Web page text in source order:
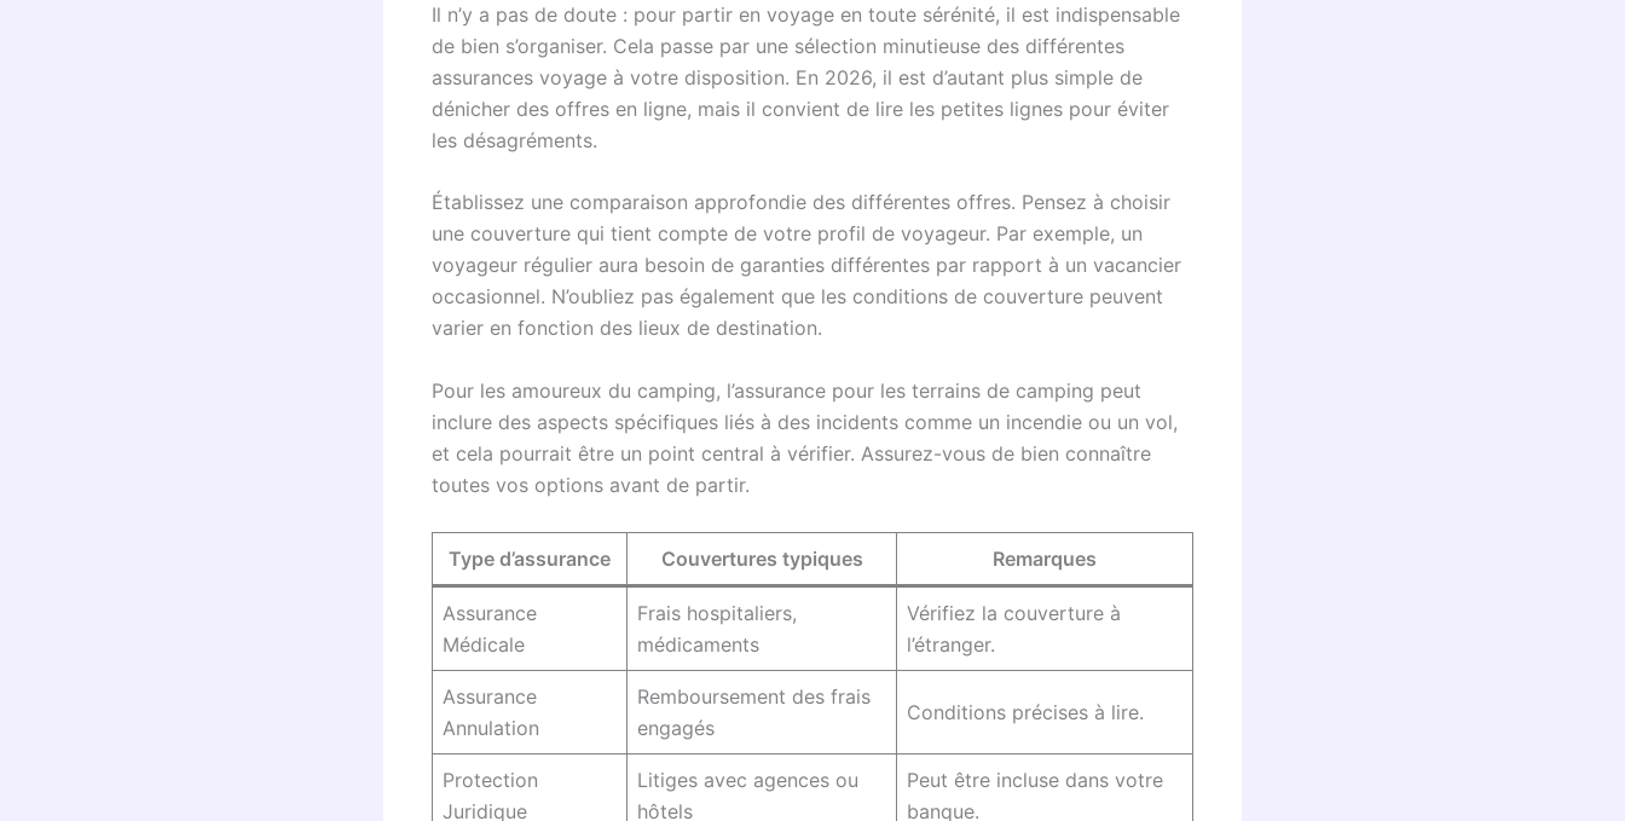
Il n’y a pas de doute : pour partir en voyage en toute sérénité, il est indispensable
de bien s’organiser. Cela passe par une sélection minutieuse des différentes
assurances voyage à votre disposition. En 2026, il est d’autant plus simple de
dénicher des offres en ligne, mais il convient de lire les petites lignes pour éviter
les désagréments.
Établissez une comparaison approfondie des différentes offres. Pensez à choisir
une couverture qui tient compte de votre profil de voyageur. Par exemple, un
voyageur régulier aura besoin de garanties différentes par rapport à un vacancier
occasionnel. N’oubliez pas également que les conditions de couverture peuvent
varier en fonction des lieux de destination.
Pour les amoureux du camping, l’assurance pour les terrains de camping peut
inclure des aspects spécifiques liés à des incidents comme un incendie ou un vol,
et cela pourrait être un point central à vérifier. Assurez-vous de bien connaître
toutes vos options avant de partir.
Type d’assurance Couvertures typiques Remarques
Assurance
Médicale
Frais hospitaliers,
médicaments
Vérifiez la couverture à
l’étranger.
Assurance
Annulation
Remboursement des frais
engagés
Conditions précises à lire.
Protection
Juridique
Litiges avec agences ou
hôtels
Peut être incluse dans votre
banque.